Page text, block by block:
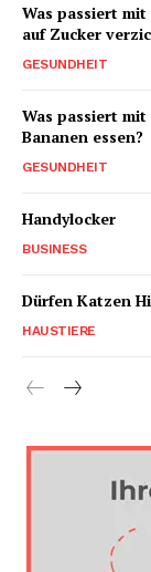
Was passiert
auf Zucker
GESUNDHEIT
Was passiert
Bananen essen?
GESUNDHEIT
Handylocker
BUSINESS
Dürfen Katzen
HAUSTIERE